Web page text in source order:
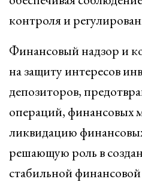
контроля и
Финансовый надзор и
на защиту интересов
депозиторов,
операций, финансовых
ликвидацию
решающую роль в
стабильной